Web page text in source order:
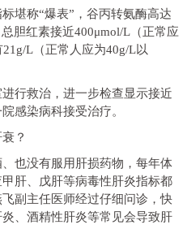
堪称“爆表”，谷丙转氨酶高达
胆红素接近400μmol/L（正常应
L（正常人应为40g/L以
行救治，进一步检查显示接近
感染病科接受治疗。
？
也没有服用肝损药物，每年体
肝、戊肝等病毒性肝炎指标都
副主任医师经过仔细问诊，快
、酒精性肝炎等常见会导致肝